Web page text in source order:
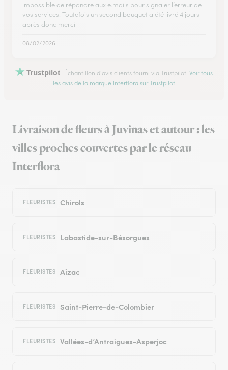
impossible de répondre aux e.mails pour signaler l’erreur de
vos services. Toutefois un second bouquet a été livré 4 jours
après donc merci
08/02/2026
Trustpilot Échantillon d'avis clients fourni via Trustpilot. Voir tous
les avis de la marque Interflora sur Trustpilot
Livraison de fleurs à Juvinas et autour : les
villes proches couvertes par le réseau
Interflora
FLEURISTES Chirols
FLEURISTES Labastide-sur-Bésorgues
FLEURISTES Aizac
FLEURISTES Saint-Pierre-de-Colombier
FLEURISTES Vallées-d’Antraigues-Asperjoc